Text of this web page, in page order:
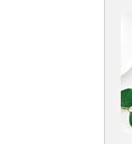
Piłka
Gminy